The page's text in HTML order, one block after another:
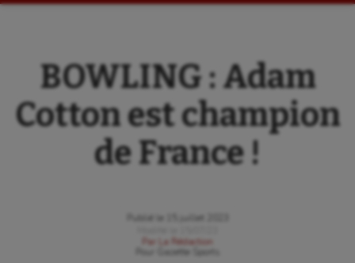
BOWLING : Adam
Cotton est champion
de France !
Publié le
15 juillet 2023
Par
La Rédaction
Gazette Sports